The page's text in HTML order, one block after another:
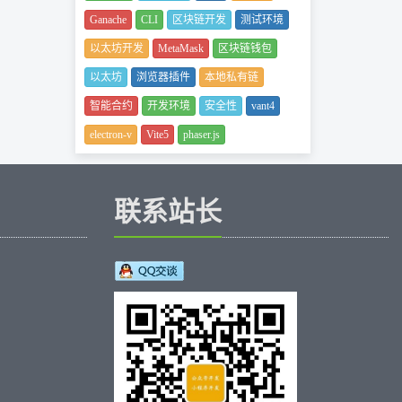
Ganache CLI 区块链开发 测试环境
以太坊开发 MetaMask 区块链钱包
以太坊 浏览器插件 本地私有链
智能合约 开发环境 安全性 vant4
electron-v Vite5 phaser.js
联系站长